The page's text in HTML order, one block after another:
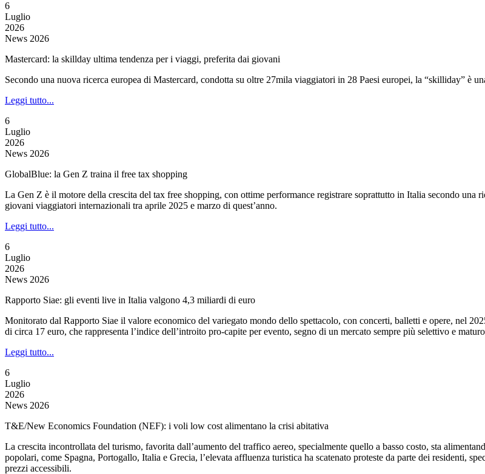
6
Luglio
2026
News 2026
Mastercard: la skillday ultima tendenza per i viaggi, preferita dai giovani
Secondo una nuova ricerca europea di Mastercard, condotta su oltre 27mila viaggiatori in 28 Paesi europei, la “skilliday” è
Leggi tutto...
6
Luglio
2026
News 2026
GlobalBlue: la Gen Z traina il free tax shopping
La Gen Z è il motore della crescita del tax free shopping, con ottime performance registrare soprattutto in Italia secondo una
giovani viaggiatori internazionali tra aprile 2025 e marzo di quest’anno.
Leggi tutto...
6
Luglio
2026
News 2026
Rapporto Siae: gli eventi live in Italia valgono 4,3 miliardi di euro
Monitorato dal Rapporto Siae il valore economico del variegato mondo dello spettacolo, con concerti, balletti e opere, nel
di circa 17 euro, che rappresenta l’indice dell’introito pro-capite per evento, segno di un mercato sempre più selettivo e
Leggi tutto...
6
Luglio
2026
News 2026
T&E/New Economics Foundation (NEF): i voli low cost alimentano la crisi abitativa
La crescita incontrollata del turismo, favorita dall’aumento del traffico aereo, specialmente quello a basso costo, sta
popolari, come Spagna, Portogallo, Italia e Grecia, l’elevata affluenza turistica ha scatenato proteste da parte dei residenti,
prezzi accessibili.